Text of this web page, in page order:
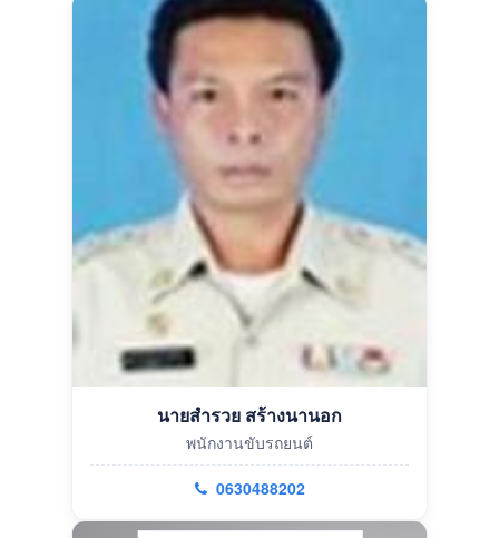
นายสำรวย สร้างนานอก
พนักงานขับรถยนต์
0630488202